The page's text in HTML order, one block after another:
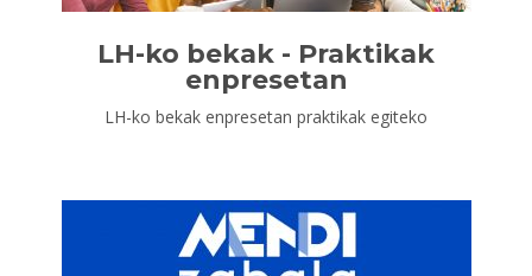
LH-ko bekak - Praktikak
enpresetan
LH-ko bekak enpresetan praktikak egiteko